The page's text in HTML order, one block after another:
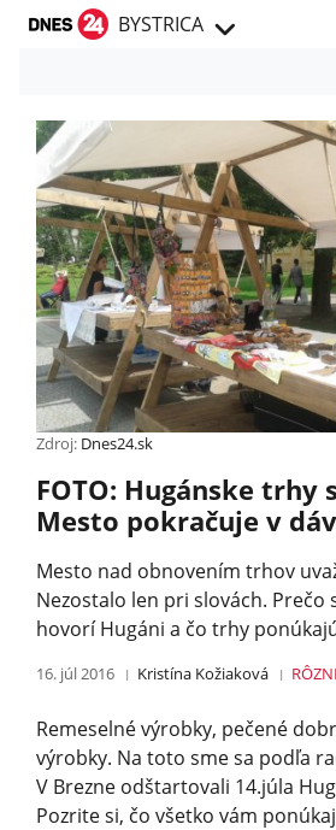
BYSTRICA
Zdroj: Dnes24.sk
FOTO: Hugánske trhy
Mesto pokračuje v
Mesto nad obnovením trhov
Nezostalo len pri slovách. Prečo
hovorí Hugáni a čo trhy
16. júl 2016 Kristína Kožiaková
Remeselné výrobky, pečené
výrobky. Na toto sme sa podľa
V Brezne odštartovali 14.júla
Pozrite si, čo všetko vám